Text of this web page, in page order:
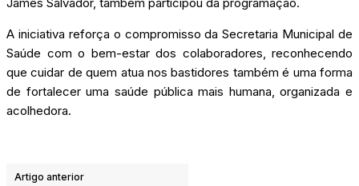
A iniciativa reforça o compromisso da Secretaria Municipal de
Saúde com o bem-estar dos colaboradores, reconhecendo
que cuidar de quem atua nos bastidores também é uma forma
de fortalecer uma saúde pública mais humana, organizada e
acolhedora.
Artigo anterior